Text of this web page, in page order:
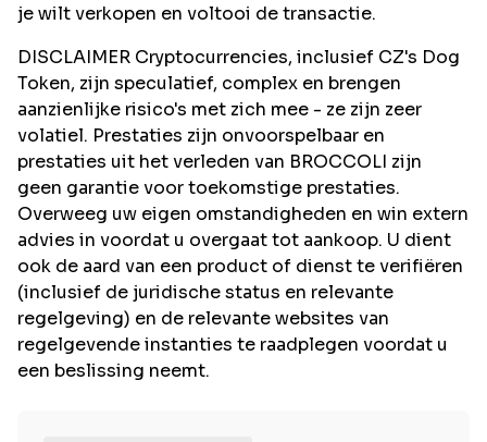
je wilt verkopen en voltooi de transactie.
DISCLAIMER Cryptocurrencies, inclusief CZ's Dog
Token, zijn speculatief, complex en brengen
aanzienlijke risico's met zich mee - ze zijn zeer
volatiel. Prestaties zijn onvoorspelbaar en
prestaties uit het verleden van BROCCOLI zijn
geen garantie voor toekomstige prestaties.
Overweeg uw eigen omstandigheden en win extern
advies in voordat u overgaat tot aankoop. U dient
ook de aard van een product of dienst te verifiëren
(inclusief de juridische status en relevante
regelgeving) en de relevante websites van
regelgevende instanties te raadplegen voordat u
een beslissing neemt.